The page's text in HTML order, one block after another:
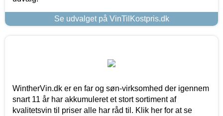
Se udvalget på VinTilKostpris.dk
WintherVin.dk er en far og søn-virksomhed der igennem
snart 11 år har akkumuleret et stort sortiment af
kvalitetsvin til priser alle har råd til. Klik her for at se